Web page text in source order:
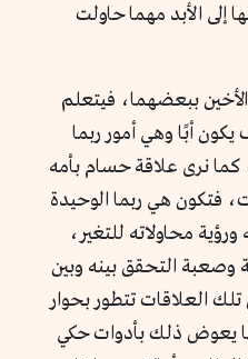
إلى الأبد مهما حاولت
ببعضهما، فيتعلم
أبًا وهي أمور ربما
كما نرى علاقة حسام بأمه
فتكون هي ربما الوحيدة
محاولاته للتغير،
وصعبة التحقق بينه وبين
العلاقات تتطور بحوار
يعوض ذلك بأدوات حكي